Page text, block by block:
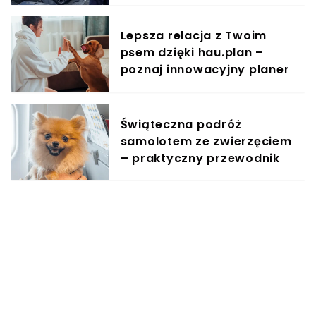
Lepsza relacja z Twoim
psem dzięki hau.plan –
poznaj innowacyjny planer
Świąteczna podróż
samolotem ze zwierzęciem
– praktyczny przewodnik